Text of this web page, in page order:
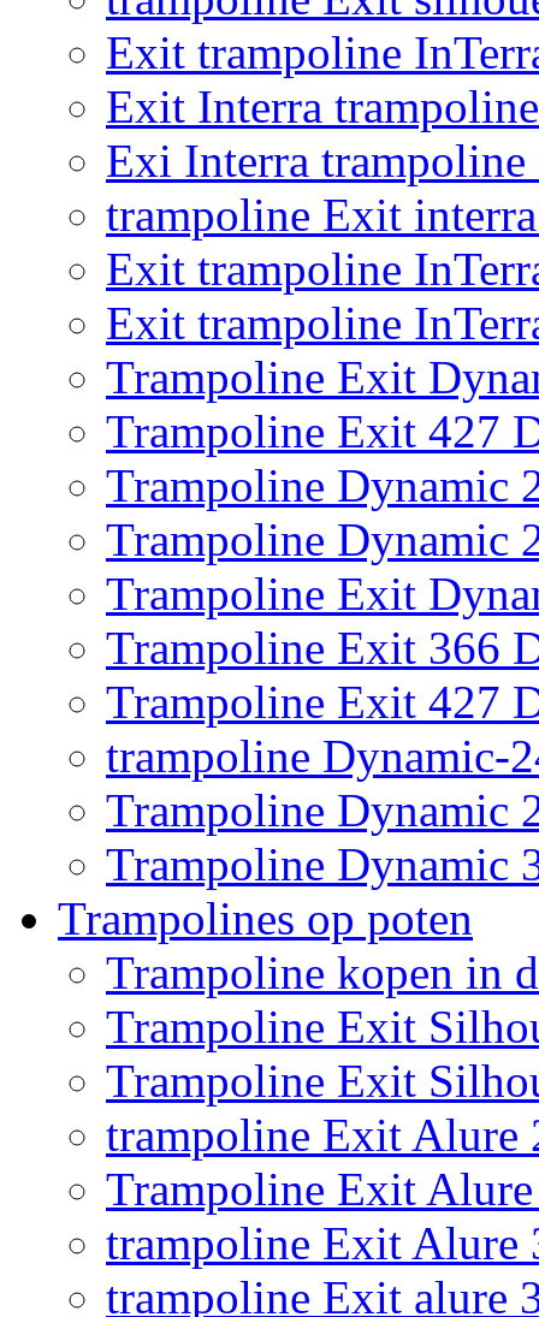
Exit trampoline
Exit Interra
Exi Interra
trampoline Exit
Exit trampoline
Exit trampoline
Trampoline Exit
Trampoline Exit 427
Trampoline Dynamic
Trampoline Dynamic
Trampoline Exit
Trampoline Exit 366
Trampoline Exit 427
trampoline Dynamic-
Trampoline Dynamic
Trampoline Dynamic
Trampolines op poten
Trampoline kopen in
Trampoline Exit
Trampoline Exit
trampoline Exit Alure
Trampoline Exit
trampoline Exit Alure
trampoline Exit alure